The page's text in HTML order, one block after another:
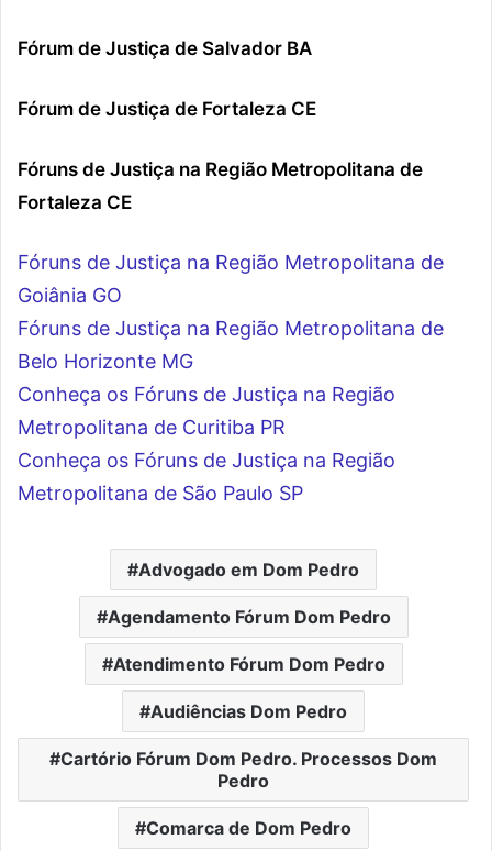
Fórum de Justiça de Salvador BA
Fórum de Justiça de Fortaleza CE
Fóruns de Justiça na Região Metropolitana de
Fortaleza CE
Fóruns de Justiça na Região Metropolitana de
Goiânia GO
Fóruns de Justiça na Região Metropolitana de
Belo Horizonte MG
Conheça os Fóruns de Justiça na Região
Metropolitana de Curitiba PR
Conheça os Fóruns de Justiça na Região
Metropolitana de São Paulo SP
Advogado em Dom Pedro
Agendamento Fórum Dom Pedro
Atendimento Fórum Dom Pedro
Audiências Dom Pedro
Cartório Fórum Dom Pedro. Processos Dom
Pedro
Comarca de Dom Pedro